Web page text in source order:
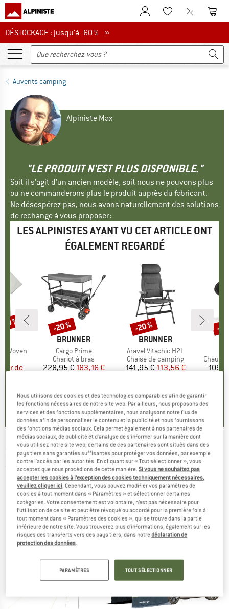
Vers le compte client
Vers la liste
Vers le
DÉSTOCKAGE : jusqu'à -60 %
DÉSTOCKAGE : jusqu'à -60 % »
Auvents camping
Alpiniste Max
"LE PRODUIT N'EST PLUS DISPONIBLE."
Soit il s'agit d'un ancien modèle, soit nous ne pouvons plus
ou ne commanderons plus le produit auprès du fabricant.
Ne désespérez pas, nous avons naturellement des solutions
de rechange à vous proposer :
LES ALPINISTES AYANT VU CET ARTICLE ONT
ÉGALEMENT REGARDÉ
Woven
réduit
de
%
MARQUE
BRUNNER
Article
Cargo Prime
Product group
Chariot à bras
Prix
228,95 €Prix réduit
183,16 €
0,0(0)
Remise
-20 %
MARQUE
BRUNNER
Article
Aravel Vitachic H2L
Product group
Chaise de camping
Prix
141,95 € Prix réduit
113,56 €
0,0(0)
Remise
-20 % -21
BRUNNER -Bunker - Auvent camping-car
(0)
Nous utilisons des cookies et des technologies comparables afin de garantir
les fonctions nécessaires de notre site web. Par ailleurs, nous proposons des
services et des fonctions supplémentaires, nous analysons notre flux de
données afin de personnaliser le contenu et la publicité et nous fournissons
des fonctions médias sociaux. Cela permet également à nos partenaires de
médias sociaux, de publicité et d'analyse de s'informer sur la manière dont
vous utilisez notre site web; certains de ces partenaires sont situés dans des
pays tiers sans garanties suffisantes pour protéger vos données, par exemple
contre l'accès par les autorités. En cliquant sur « Tout sélectionner », vous
acceptez que nous procédions de cette manière.Si vous ne souhaitez pas
accepter les cookies à l’exception des cookies techniquement nécessaires,
veuillez cliquer ici. Cependant, vous pouvez modifier vos paramètres de
cookies à tout moment dans « Paramètres » et sélectionner certaines
catégories. Votre consentement est volontaire, n’est pas nécessaire pour
l’utilisation de ce site et peut être révoqué ou accordé pour la première fois à
tout moment dans « Paramètres des cookies », qui se trouve dans la partie
inférieure de notre site. Vous trouverez plus d'informations, également sur les
risques des transferts vers des pays tiers, dans notredéclaration de
protection des données.
PARAMÈTRES TOUT SÉLECTIONNER